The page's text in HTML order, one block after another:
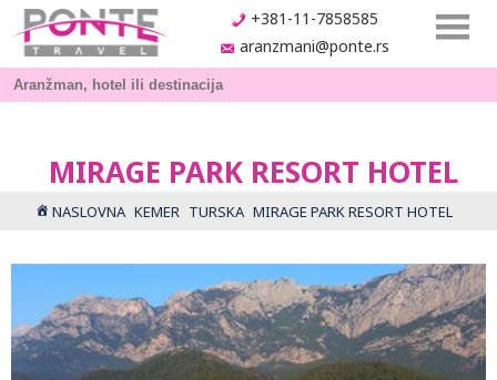
+381-11-7858585
aranzmani@ponte.rs
MIRAGE PARK RESORT HOTEL
NASLOVNA KEMER TURSKA MIRAGE PARK RESORT HOTEL